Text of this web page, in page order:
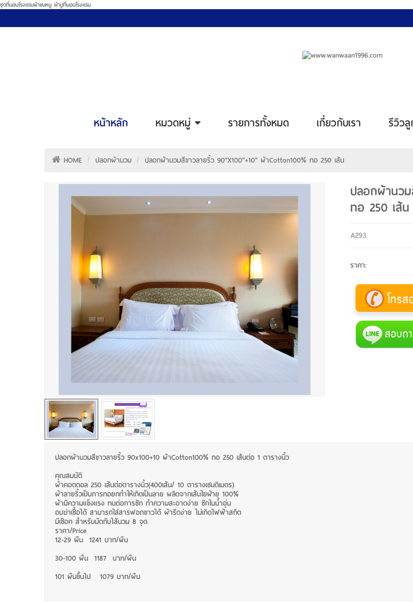
ชุดที่นอนโรงแรมผ้าขนหนู ผ้าปูที่นอนโรงแรม
หน้าหลัก หมวดหมู่ รายการทั้งหมด เกี่ยวกับเรา รีวิว
HOME ปลอกผ้านวม ปลอกผ้านวมสีขาวลายริ้ว 90"x100"+10" ผ้าCotton100% ทอ 250 เส้น
ปลอกผ้านวม
ทอ 250 เส้น
A293
ราคา:
ปลอกผ้านวมสีขาวลายริ้ว 90x100+10 ผ้าCotton100% ทอ 250 เส้นต่อ 1 ตารางนิ้ว
คุณสมบัติ
ผ้าคอตตอล 250 เส้นต่อตารางนิ้ว(400เส้น/ 10 ตารางเซนติเมตร)
ผ้าลายริ้วเป็นการทอยกทำให้เกิดเป็นลาย ผลิตจากเส้นใยฝ้าย 100%
ผ้ามีความแข็งแรง ทนต่อการซัก ทำความสะอาดง่าย ซักในน้ำอุ่น
อบฆ่าเชื้อได้ สามารถใส่สารฟอกขาวได้ ผ้ารีดง่าย ไม่เกิดไฟฟ้าสถิต
มีเชือก สำหรับมัดกับไส้นวม 8 จุด
ราคา/Price
12-29 ผืน 1241 บาท/ผืน
30-100 ผืน 1187 บาท/ผืน
101 ผืนขึ้นไป 1079 บาท/ผืน